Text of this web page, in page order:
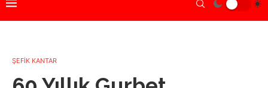
ŞEFİK KANTAR